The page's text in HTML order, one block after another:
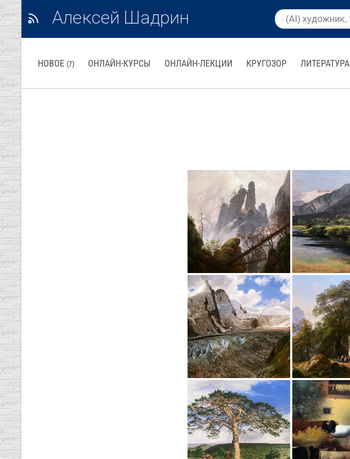
Алексей Шадрин
НОВОЕ (7) ОНЛАЙН-КУРСЫ ОНЛАЙН-ЛЕКЦИИ КРУГОЗОР ЛИТЕРАТУРА